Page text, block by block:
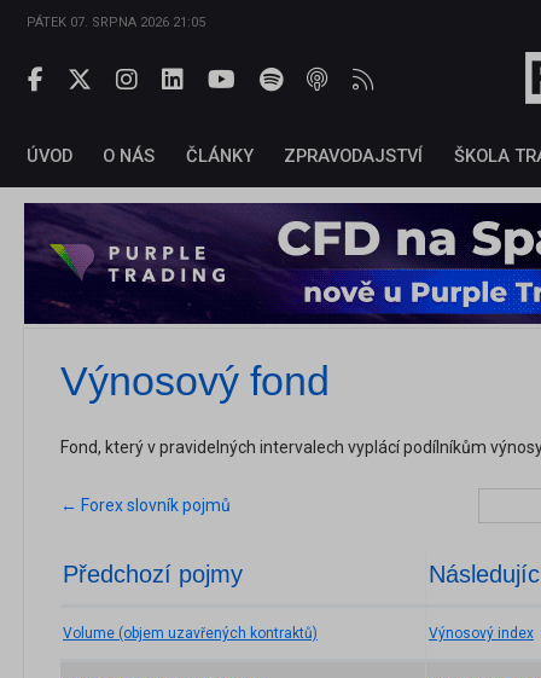
PÁTEK 07. SRPNA 2026 21:05
ÚVOD O NÁS ČLÁNKY ZPRAVODAJSTVÍ ŠKOLA
Výnosový fond
Fond, který v pravidelných intervalech vyplácí podílníkům
← Forex slovník pojmů
Předchozí pojmy
Volume (objem uzavřených kontraktů) Výnosový index